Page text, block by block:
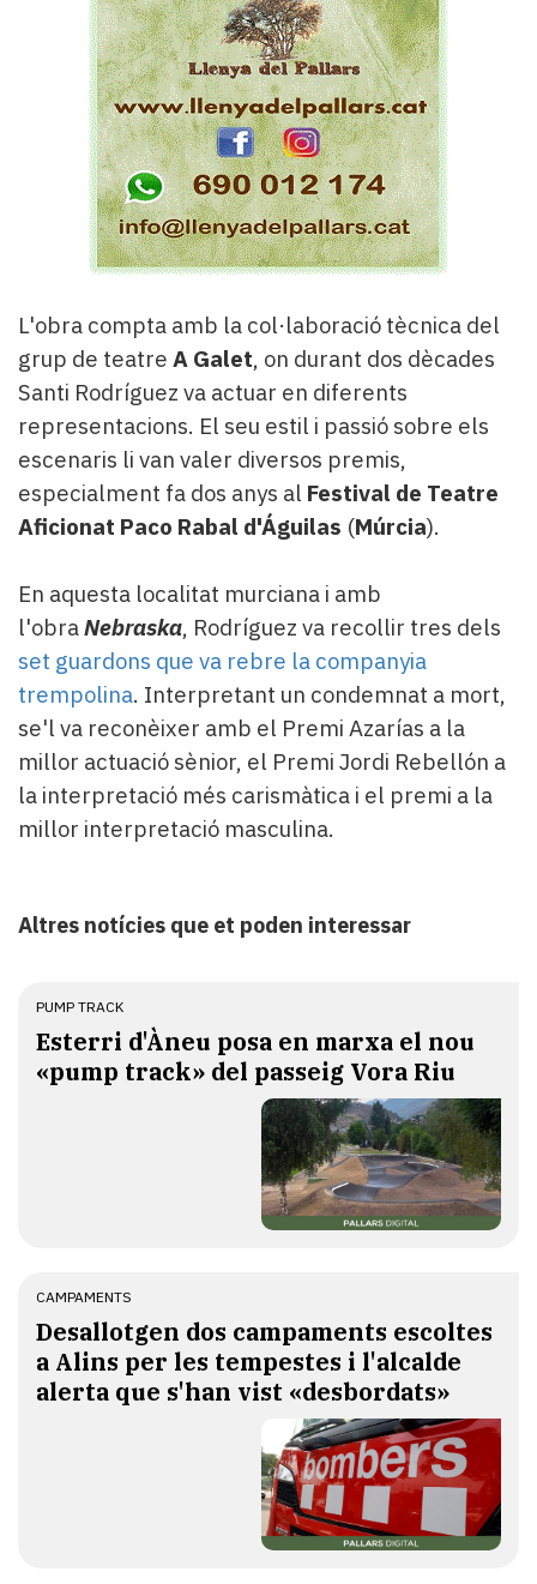
L'obra compta amb la col·laboració tècnica del
grup de teatre A Galet, on durant dos dècades
Santi Rodríguez va actuar en diferents
representacions. El seu estil i passió sobre els
escenaris li van valer diversos premis,
especialment fa dos anys al Festival de Teatre
Aficionat Paco Rabal d'Águilas (Múrcia).
En aquesta localitat murciana i amb
l'obraNebraska, Rodríguez va recollir tres dels
set guardons que va rebre la companyia
trempolina. Interpretant un condemnat a mort,
se'l va reconèixer amb el Premi Azarías a la
millor actuació sènior, el Premi Jordi Rebellón a
la interpretació més carismàtica i el premi a la
millor interpretació masculina.
Altres notícies que et poden interessar
PUMP TRACK
Esterri d'Àneu posa en marxa el nou
«pump track» del passeig Vora Riu
CAMPAMENTS
​Desallotgen dos campaments escoltes
a Alins per les tempestes i l'alcalde
alerta que s'han vist «desbordats»